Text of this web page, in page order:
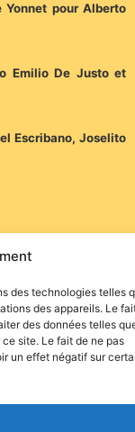
des technologies telles
des appareils. Le
des données telles
site. Le fait de ne pas
un effet négatif sur
Yonnet pour Alberto
Emilio De Justo et
Escribano, Joselito